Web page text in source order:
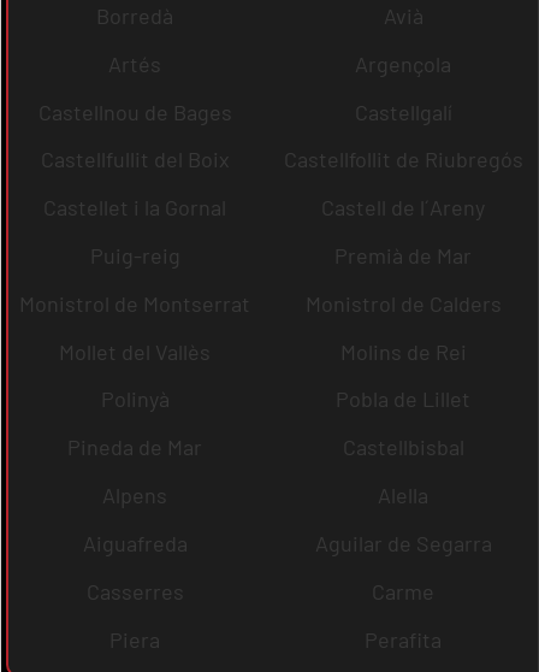
Borredà
Avià
Artés
Argençola
Castellnou de Bages
Castellgalí
Castellfullit del Boix
Castellfollit de Riubregós
Castellet i la Gornal
Castell de l´Areny
Puig-reig
Premià de Mar
Monistrol de Montserrat
Monistrol de Calders
Mollet del Vallès
Molins de Rei
Polinyà
Pobla de Lillet
Pineda de Mar
Castellbisbal
Alpens
Alella
Aiguafreda
Aguilar de Segarra
Casserres
Carme
Piera
Perafita